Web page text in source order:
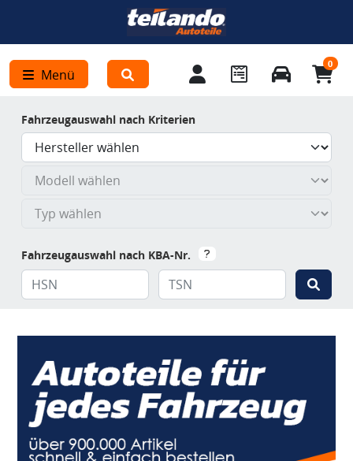
Menü
0
Fahrzeugauswahl nach Kriterien
Fahrzeugauswahl nach KBA-Nr.